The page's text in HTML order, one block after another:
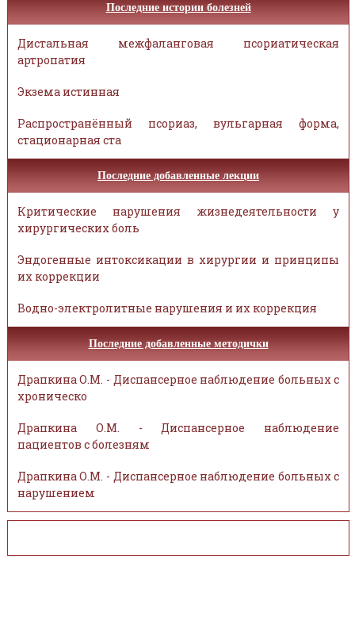
Последние истории болезней
Дистальная межфаланговая псориатическая
артропатия
Экзема истинная
Распространённый псориаз, вульгарная форма,
стационарная ста
Последние добавленные лекции
Критические нарушения жизнедеятельности у
хирургических боль
Эндогенные интоксикации в хирургии и принципы
их коррекции
Водно-электролитные нарушения и их коррекция
Последние добавленные методички
Драпкина О.М. - Диспансерное наблюдение больных с
хроническо
Драпкина О.М. - Диспансерное наблюдение
пациентов с болезням
Драпкина О.М. - Диспансерное наблюдение больных с
нарушением